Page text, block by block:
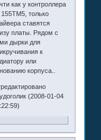
как у контроллера
155ТМ5, только
ставятся
платы. Рядом с
дырки для
к
или
корпуса..
(2008-01-04